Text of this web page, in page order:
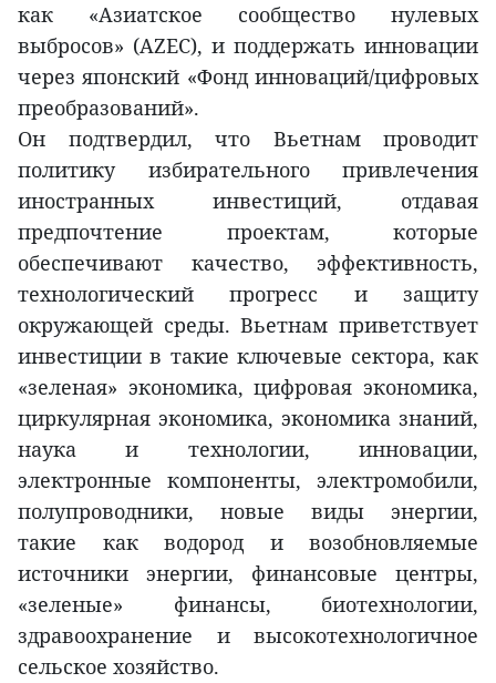
как «Азиатское сообщество нулевых
выбросов» (AZEC), и поддержать инновации
через японский «Фонд инноваций/цифровых
преобразований».
Он подтвердил, что Вьетнам проводит
политику избирательного привлечения
иностранных инвестиций, отдавая
предпочтение проектам, которые
обеспечивают качество, эффективность,
технологический прогресс и защиту
окружающей среды. Вьетнам приветствует
инвестиции в такие ключевые сектора, как
«зеленая» экономика, цифровая экономика,
циркулярная экономика, экономика знаний,
наука и технологии, инновации,
электронные компоненты, электромобили,
полупроводники, новые виды энергии,
такие как водород и возобновляемые
источники энергии, финансовые центры,
«зеленые» финансы, биотехнологии,
здравоохранение и высокотехнологичное
сельское хозяйство.